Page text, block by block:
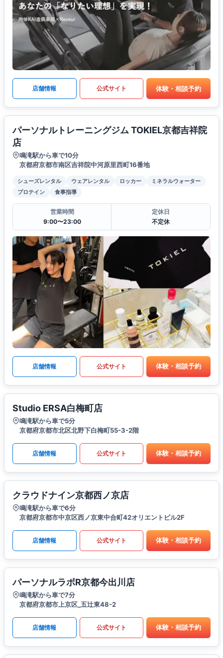
店舗情報 公式サイト 体験・相談予約
パーソナルトレーニングジム TOKIEL京都吉祥院
店
鳴滝駅から車で10分
京都府京都市南区吉祥院中河原里西町16番地
シューズレンタル ウェアレンタル ロッカー
ミネラルウォーター
プロテイン
食事指導
営業時間
9:00〜23:00
定休日
不定休
店舗情報 公式サイト 体験・相談予約
Studio ERSA白梅町店
鳴滝駅から車で5分
京都府京都市北区北野下白梅町55-3-2階
店舗情報 公式サイト 体験・相談予約
クラウドナイン京都西ノ京店
鳴滝駅から車で6分
京都府京都市中京区西ノ京東中合町42オリエントビル2F
店舗情報 公式サイト 体験・相談予約
パーソナルラボR京都今出川店
鳴滝駅から車で7分
京都府京都市上京区_五辻東48-2
店舗情報 公式サイト 体験・相談予約